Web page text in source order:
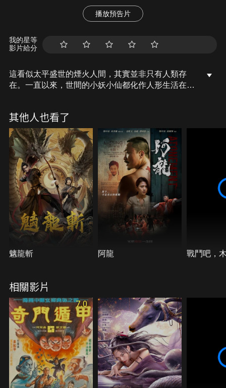
播放預告片
我的星等
影片給分
這看似太平盛世的煙火人間，其實並非只有人類存
在。一直以來，世間的小妖小仙都化作人形生活在我
織，霧隱門。惡妖天邪企圖利用太歲剷除霧隱門建造
妖國，卻不料太歲意外附到了吳因身上。自此，吳因
由一名地痞流氓變成了依靠太歲力量施展絕技的高
人，但行為舉止也常會被太歲左右。同時，霧隱門弟
子風小小為尋太歲蹤跡找到了吳因，試圖阻止天邪為
禍世間的計畫。最終，吳因決定利用自身的力量操控
太歲，以阻止天邪的邪惡計劃，拯救千萬百姓。就在
他與風小小聯手擊敗天邪的同時，一個在風小小心中
隱藏了多年的秘密，終於浮出水面…
其他人也看了
魑龍斬 阿龍 戰鬥吧，
相關影片
7.0